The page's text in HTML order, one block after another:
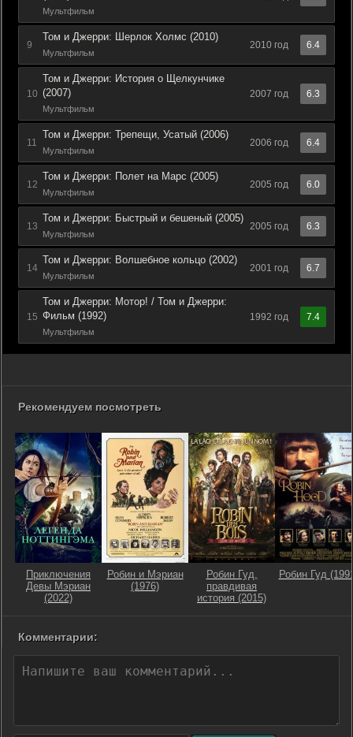
Мультфильм
9
Том и Джерри: Шерлок Холмс (2010)
Мультфильм
2010 год 6.4
10
Том и Джерри: История о Щелкунчике
(2007)
Мультфильм
2007 год 6.3
11
Том и Джерри: Трепещи, Усатый (2006)
Мультфильм
2006 год 6.4
12
Том и Джерри: Полет на Марс (2005)
Мультфильм
2005 год 6.0
13
Том и Джерри: Быстрый и бешеный (2005)
Мультфильм
2005 год 6.3
14
Том и Джерри: Волшебное кольцо (2002)
Мультфильм
2001 год 6.7
15
Том и Джерри: Мотор! / Том и Джерри:
Фильм (1992)
Мультфильм
1992 год 7.4
Рекомендуем посмотреть
Приключения
Девы Мэриан
(2022)
Робин и Мэриан
(1976)
Робин Гуд,
правдивая
история (2015)
Робин Гуд
Комментарии: